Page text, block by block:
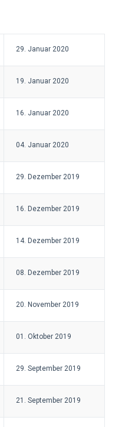
29. Januar 2020
19. Januar 2020
16. Januar 2020
04. Januar 2020
29. Dezember 2019
16. Dezember 2019
14. Dezember 2019
08. Dezember 2019
20. November 2019
01. Oktober 2019
29. September 2019
21. September 2019